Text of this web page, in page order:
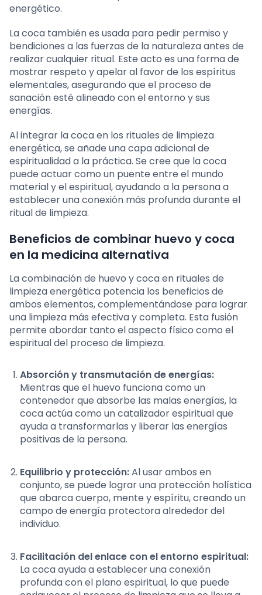
energético.
La coca también es usada para pedir permiso y
bendiciones a las fuerzas de la naturaleza antes de
realizar cualquier ritual. Este acto es una forma de
mostrar respeto y apelar al favor de los espíritus
elementales, asegurando que el proceso de
sanación esté alineado con el entorno y sus
energías.
Al integrar la coca en los rituales de limpieza
energética, se añade una capa adicional de
espiritualidad a la práctica. Se cree que la coca
puede actuar como un puente entre el mundo
material y el espiritual, ayudando a la persona a
establecer una conexión más profunda durante el
ritual de limpieza.
Beneficios de combinar huevo y coca
en la medicina alternativa
La combinación de huevo y coca en rituales de
limpieza energética potencia los beneficios de
ambos elementos, complementándose para lograr
una limpieza más efectiva y completa. Esta fusión
permite abordar tanto el aspecto físico como el
espiritual del proceso de limpieza.
Absorción y transmutación de energías:
Mientras que el huevo funciona como un
contenedor que absorbe las malas energías, la
coca actúa como un catalizador espiritual que
ayuda a transformarlas y liberar las energías
positivas de la persona.
Equilibrio y protección:Al usar ambos en
conjunto, se puede lograr una protección holística
que abarca cuerpo, mente y espíritu, creando un
campo de energía protectora alrededor del
individuo.
Facilitación del enlace con el entorno espiritual:
La coca ayuda a establecer una conexión
profunda con el plano espiritual, lo que puede